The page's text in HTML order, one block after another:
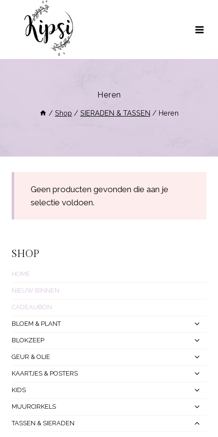
Heren
/ Shop / SIERADEN & TASSEN / Heren
Geen producten gevonden die aan je
selectie voldoen.
SHOP
HOME
NIEUW BINNEN
CADEAUBON
BLOEM & PLANT
BLOKZEEP
GEUR & OLIE
KAARTJES & POSTERS
KIDS
MUURCIRKELS
TASSEN & SIERADEN